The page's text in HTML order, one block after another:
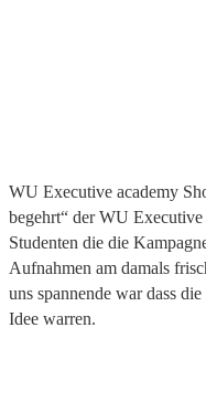
WU Executive academy
begehrt“ der WU
Studenten die die
Aufnahmen am damals
uns spannende war dass
Idee warren.